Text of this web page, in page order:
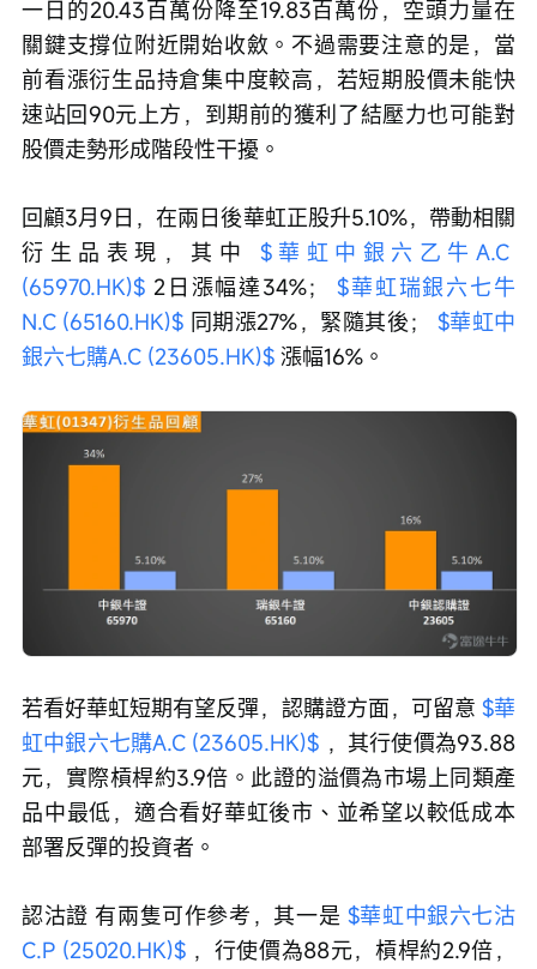
一日的20.43百萬份降至19.83百萬份，空頭力量在
關鍵支撐位附近開始收斂。不過需要注意的是，當
前看漲衍生品持倉集中度較高，若短期股價未能快
速站回90元上方，到期前的獲利了結壓力也可能對
股價走勢形成階段性干擾。
回顧3月9日，在兩日後華虹正股升5.10%，帶動相關
衍生品表現，其中 $華虹中銀六乙牛A.C
(65970.HK)$ 2日漲幅達34%； $華虹瑞銀六七牛
N.C (65160.HK)$ 同期漲27%，緊隨其後； $華虹中
銀六七購A.C (23605.HK)$ 漲幅16%。
若看好華虹短期有望反彈，認購證方面，可留意 $華
虹中銀六七購A.C (23605.HK)$ ，其行使價為93.88
元，實際槓桿約3.9倍。此證的溢價為市場上同類產
品中最低，適合看好華虹後市、並希望以較低成本
部署反彈的投資者。
認沽證 有兩隻可作參考，其一是 $華虹中銀六七沽
C.P (25020.HK)$ ，行使價為88元，槓桿約2.9倍，